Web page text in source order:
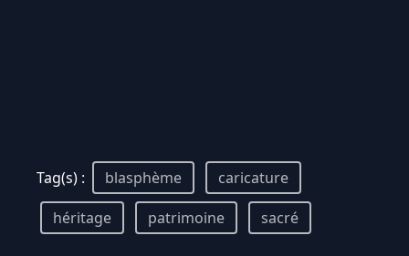
Tag(s) : blasphème
caricature
héritage
patrimoine sacré